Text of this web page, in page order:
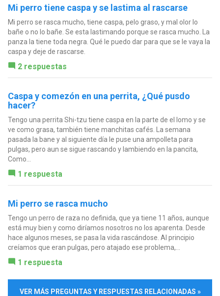
Mi perro tiene caspa y se lastima al rascarse
Mi perro se rasca mucho, tiene caspa, pelo graso, y mal olor lo
bañe o no lo bañe. Se esta lastimando porque se rasca mucho. La
panza la tiene toda negra. Qué le puedo dar para que se le vaya la
caspa y deje de rascarse.
2 respuestas
Caspa y comezón en una perrita, ¿Qué pusdo
hacer?
Tengo una perrita Shi-tzu tiene caspa en la parte de el lomo y se
ve como grasa, también tiene manchitas cafés. La semana
pasada la bane y al siguiente día le puse una ampolleta para
pulgas, pero aun se sigue rascando y lambiendo en la pancita,
Como...
1 respuesta
Mi perro se rasca mucho
Tengo un perro de raza no definida, que ya tiene 11 años, aunque
está muy bien y como diríamos nosotros no los aparenta. Desde
hace algunos meses, se pasa la vida rascándose. Al principio
creíamos que eran pulgas, pero atajado ese problema,...
1 respuesta
VER MÁS PREGUNTAS Y RESPUESTAS RELACIONADAS »